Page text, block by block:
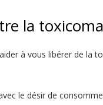
la
à vous libérer de la
le désir de